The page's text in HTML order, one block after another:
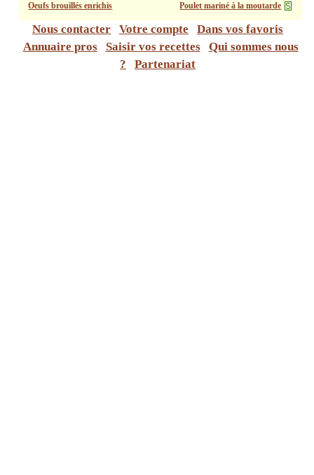
Oeufs brouillés enrichis Poulet mariné à la moutarde
Nous contacter Votre compte
Dans vos favoris
Annuaire pros
Saisir vos recettes
Qui sommes nous
?
Partenariat